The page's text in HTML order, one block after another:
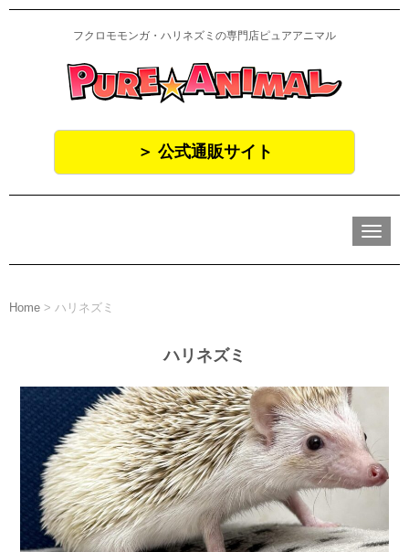
フクロモモンガ・ハリネズミの専門店ピュアアニマル
＞ 公式通販サイト
N
a
Home > ハリネズミ
ハリネズミ